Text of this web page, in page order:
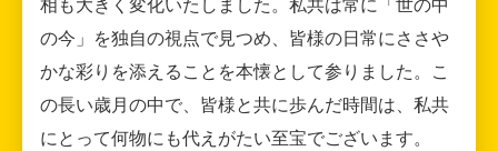
相も大きく変化いたしました。私共は常に「世の中
の今」を独自の視点で見つめ、皆様の日常にささや
かな彩りを添えることを本懐として参りました。こ
の長い歳月の中で、皆様と共に歩んだ時間は、私共
にとって何物にも代えがたい至宝でございます。